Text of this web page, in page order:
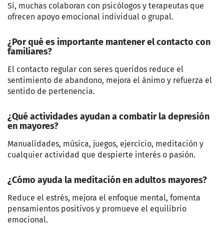
Sí, muchas colaboran con psicólogos y terapeutas que
ofrecen apoyo emocional individual o grupal.
¿Por qué es importante mantener el contacto con
familiares?
El contacto regular con seres queridos reduce el
sentimiento de abandono, mejora el ánimo y refuerza el
sentido de pertenencia.
¿Qué actividades ayudan a combatir la depresión
en mayores?
Manualidades, música, juegos, ejercicio, meditación y
cualquier actividad que despierte interés o pasión.
¿Cómo ayuda la meditación en adultos mayores?
Reduce el estrés, mejora el enfoque mental, fomenta
pensamientos positivos y promueve el equilibrio
emocional.